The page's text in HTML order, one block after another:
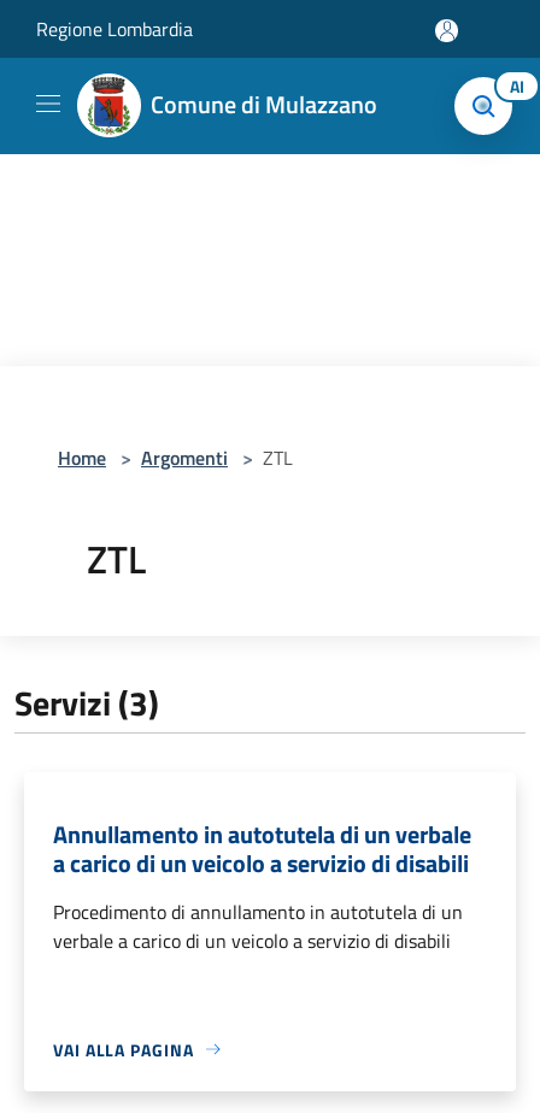
Regione Lombardia
Comune di Mulazzano AI
Home > Argomenti > ZTL
ZTL
Servizi (3)
Annullamento in autotutela di un verbale
a carico di un veicolo a servizio di disabili
Procedimento di annullamento in autotutela di un
verbale a carico di un veicolo a servizio di disabili
VAI ALLA PAGINA